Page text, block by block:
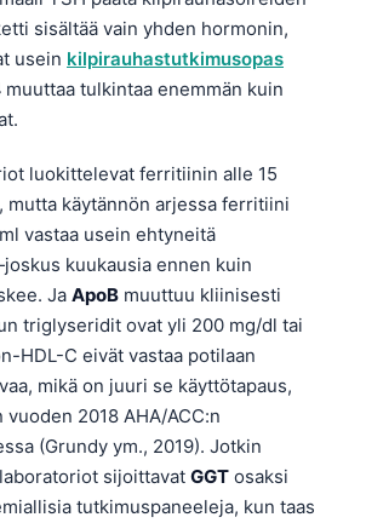
sisältää vain yhden hormonin,
usein kilpirauhastutkimusopas
muuttaa tulkintaa enemmän kuin
luokittelevat ferritiinin alle 15
mutta käytännön arjessa ferritiini
vastaa usein ehtyneitä
kuukausia ennen kuin
Ja ApoB muuttuu kliinisesti
triglyseridit ovat yli 200 mg/dl tai
HDL-C eivät vastaa potilaan
mikä on juuri se käyttötapaus,
2018 AHA/ACC:n
(Grundy ym., 2019). Jotkin
sijoittavat GGT osaksi
tutkimuspaneeleja, kun taas